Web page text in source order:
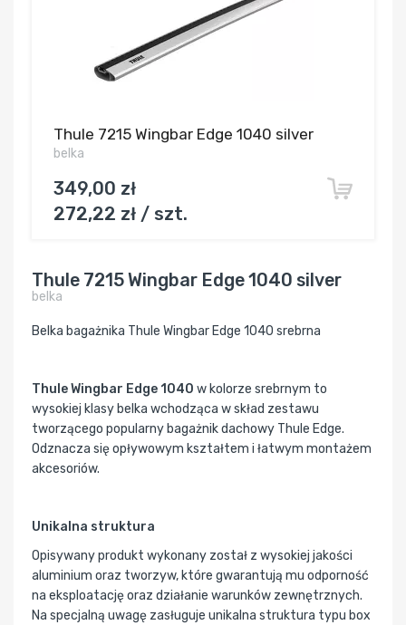
Thule 7215 Wingbar Edge 1040 silver
belka
349,00 zł
272,22 zł / szt.
Thule 7215 Wingbar Edge 1040 silver
belka
Belka bagażnika Thule Wingbar Edge 1040 srebrna
Thule Wingbar Edge 1040 w kolorze srebrnym to
wysokiej klasy belka wchodząca w skład zestawu
tworzącego popularny bagażnik dachowy Thule Edge.
Odznacza się opływowym kształtem i łatwym montażem
akcesoriów.
Unikalna struktura
Opisywany produkt wykonany został z wysokiej jakości
aluminium oraz tworzyw, które gwarantują mu odporność
na eksploatację oraz działanie warunków zewnętrznych.
Na specjalną uwagę zasługuje unikalna struktura typu box